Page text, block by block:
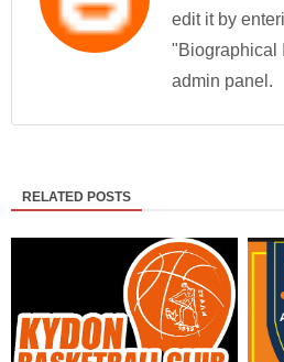
edit it by
"Biographical
admin panel.
RELATED POSTS